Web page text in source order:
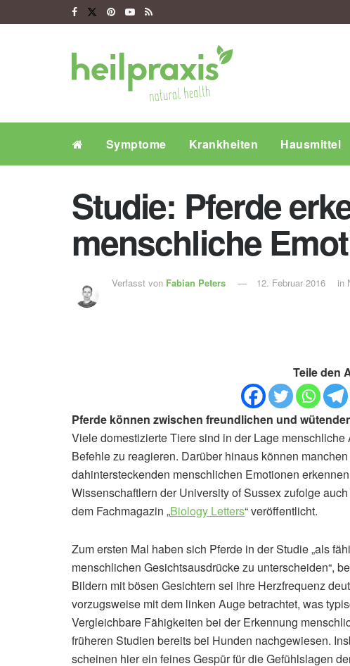
Symptome Krankheiten Hausmittel
Studie: Pferde
menschliche
Verfasst von Fabian Peters 12. Februar 2016 in
Teile den
Pferde können zwischen freundlichen und
Viele domestizierte Tiere sind in der Lage
Befehle zu reagieren. Darüber hinaus können
dahintersteckenden menschlichen Emotionen
Wissenschaftlern der University of Sussex zufolge
dem Fachmagazin „Biology Letters“ veröffentlicht.
Zum ersten Mal haben sich Pferde in der Studie „als
menschlichen Gesichtsausdrücke zu unterscheiden“,
Bildern mit bösen Gesichtern sei ihre Herzfrequenz
vorzugsweise mit dem linken Auge betrachtet, was
Vergleichbare Fähigkeiten bei der Erkennung
früheren Studien bereits bei Hunden nachgewiesen.
scheinen hier ein feines Gespür für die Gefühlslagen